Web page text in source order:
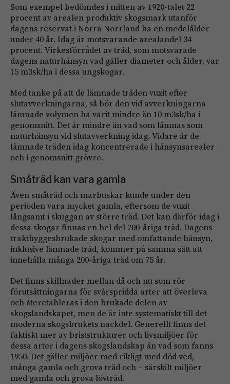
Som exempel bedömdes i mitten av 1920-talet 22
procent av arealen produktiv skogsmark utanför
dagens reservat i Norra Norrland ha en medelålder
under 40 år. Idag är motsvarande arealandel 34
procent. Virkesförrådet av träd, som motsvarade
dagens naturhänsyn vad gäller diameter och ålder, var
15 m3sk/ha i dessa ungskogar.
Med tanke på att de lämnade träden vuxit efter
slutavverkningarna, så bör den vid avverkningarna
lämnade volymen ha varit mindre än 10 m3sk/ha i
genomsnitt. Det är mindre än vad som lämnas som
naturhänsyn vid slutavverkning idag. Vidare är de
lämnade träden idag koncentrerade i hänsynsarealer
och i genomsnitt grövre.
Småträd kan vara gamla
Även småträd och marbuskar kunde under den
perioden vara mycket gamla, eftersom de vuxit
långsamt i skuggan av större träd. Det kan därför idag i
dessa skogar finnas en hel del 200-åriga träd. Dagens
trakthyggesbrukade skogar med omfattande hänsyn,
inklusive lämnade träd, kommer på samma sätt att
innehålla många 200-åriga träd om 75 år.
Det finns skillnader mellan då och nu som rör
förutsättningarna för svårspridda arter att överleva
och återetableras i den brukade delen av
skogslandskapet, men de är inte systematiskt till det
moderna skogsbrukets nackdel. Generellt finns det
faktiskt mer av briststrukturer och livsmiljöer för
dessa arter i dagens skogslandskap än vad som fanns
1950. Det gäller miljöer med rikligt med död ved,
många gamla och grova träd och – särskilt miljöer
med gamla och grova lövträd.